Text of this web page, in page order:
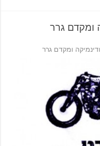
ומקדם גרר
ומקדם גרר